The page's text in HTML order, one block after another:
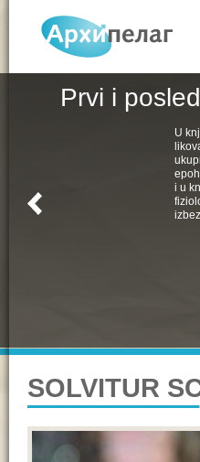
Prvi i
U
i u
SOLVITUR